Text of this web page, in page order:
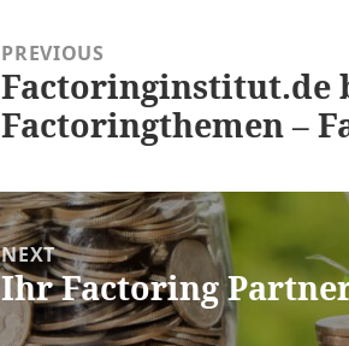
PREVIOUS
Previous
post:
Factoringinstitut.de
Factoringthemen –
NEXT
Next
post:
Ihr Factoring